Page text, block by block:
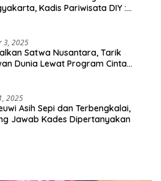
Kadis Pariwisata DIY :
3, 2025
Satwa Nusantara, Tarik
Dunia Lewat Program Cinta
2025
Asih Sepi dan Terbengkalai,
Jawab Kades Dipertanyakan